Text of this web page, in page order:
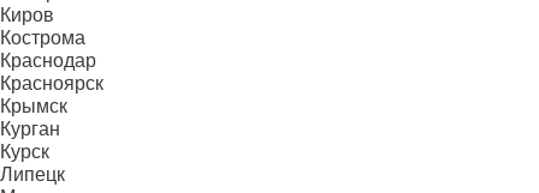
Киров
Кострома
Краснодар
Красноярск
Крымск
Курган
Курск
Липецк